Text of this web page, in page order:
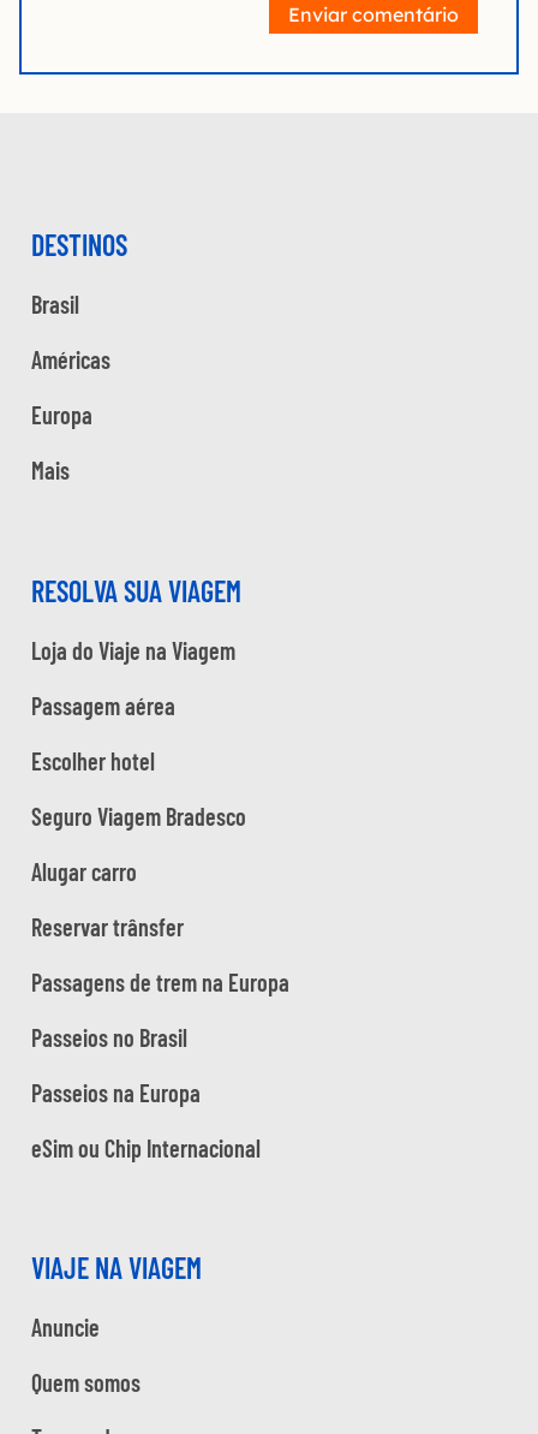
Enviar comentário
DESTINOS
Brasil
Américas
Europa
Mais
RESOLVA SUA VIAGEM
Loja do Viaje na Viagem
Passagem aérea
Escolher hotel
Seguro Viagem Bradesco
Alugar carro
Reservar trânsfer
Passagens de trem na Europa
Passeios no Brasil
Passeios na Europa
eSim ou Chip Internacional
VIAJE NA VIAGEM
Anuncie
Quem somos